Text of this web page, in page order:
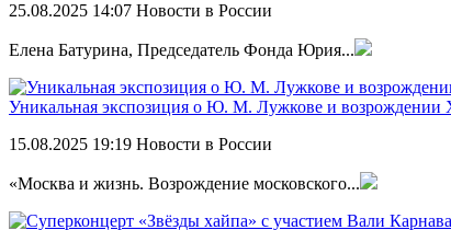
25.08.2025 14:07 Новости в России
Елена Батурина, Председатель Фонда Юрия...
Уникальная экспозиция о Ю. М. Лужкове и возрождении
15.08.2025 19:19 Новости в России
«Москва и жизнь. Возрождение московского...